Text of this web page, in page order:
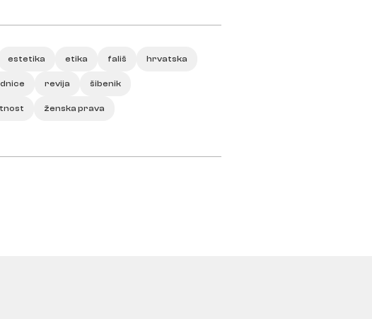
estetika etika fališ hrvatska
revija šibenik
ženska prava